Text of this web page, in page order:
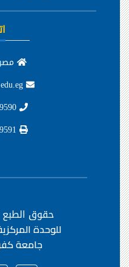
حقوق
للوحدة
جامعة